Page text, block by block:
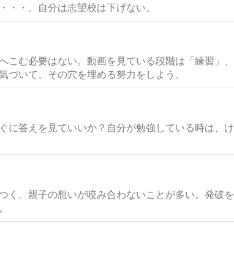
・・。自分は志望校は下げない。
む必要はない。動画を見ている段階は「練習」、
づいて、その穴を埋める努力をしよう。
に答えを見ていいか？自分が勉強している時は、け
く。親子の想いが咬み合わないことが多い。発破を